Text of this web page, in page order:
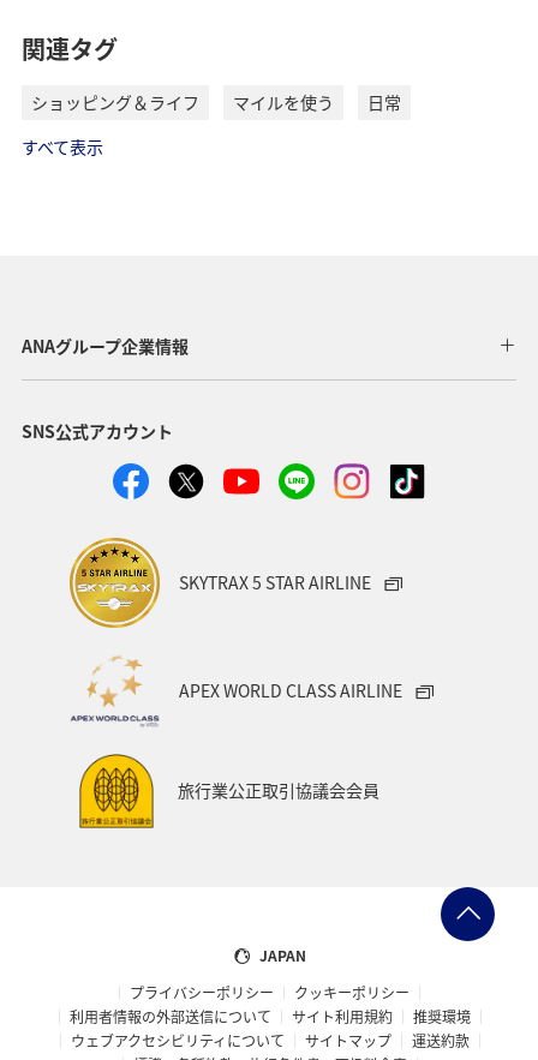
関連タグ
ショッピング＆ライフ マイルを使う
日常
すべて表示
ANAグループ企業情報
SNS公式アカウント
SKYTRAX 5 STAR AIRLINE
APEX WORLD CLASS AIRLINE
旅行業公正取引協議会会員
JAPAN
プライバシーポリシー
クッキーポリシー
利用者情報の外部送信について
サイト利用規約
推奨環境
ウェブアクセシビリティについて
サイトマップ
運送約款